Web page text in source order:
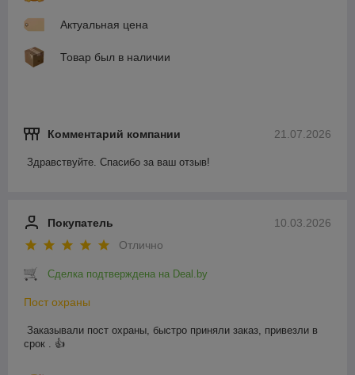
Актуальная цена
Товар был в наличии
21.07.2026
Комментарий компании
Здравствуйте. Спасибо за ваш отзыв!
10.03.2026
Покупатель
Отлично
Сделка подтверждена на Deal.by
Пост охраны
Заказывали пост охраны, быстро приняли заказ, привезли в
срок . 👍